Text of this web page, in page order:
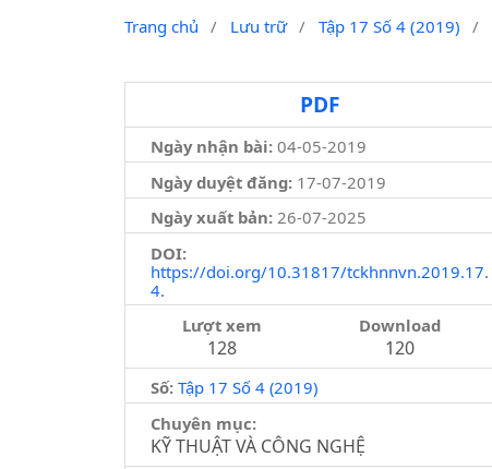
Trang chủ / Lưu trữ / Tập 17 Số 4 (2019) /
PDF
Ngày nhận bài: 04-05-2019
Ngày duyệt đăng:17-07-2019
Ngày xuất bản: 26-07-2025
DOI:
https://doi.org/10.31817/tckhnnvn.2019.17.
4.
Lượt xem
128
Download
120
Số: Tập 17 Số 4 (2019)
Chuyên mục:
KỸ THUẬT VÀ CÔNG NGHỆ